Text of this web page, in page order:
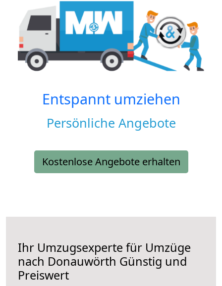
Entspannt umziehen
Persönliche Angebote
Kostenlose Angebote erhalten
Ihr Umzugsexperte für Umzüge
nach Donauwörth Günstig und
Preiswert